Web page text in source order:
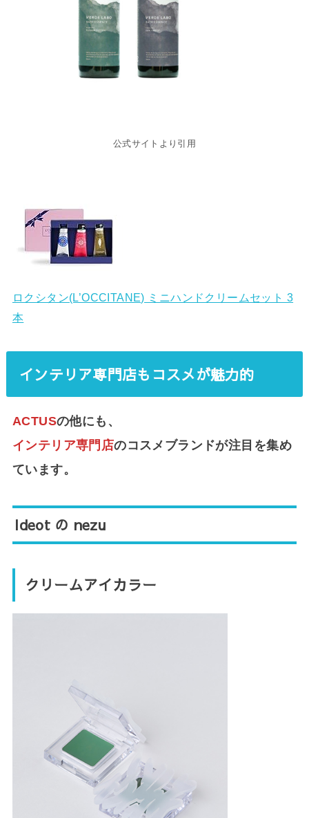
公式サイトより引用
ロクシタン(L’OCCITANE) ミニハンドクリームセット 3
本
インテリア専門店もコスメが魅力的
ACTUSの他にも、
インテリア専門店のコスメブランドが注目を集め
ています。
Ideot の nezu
クリームアイカラー